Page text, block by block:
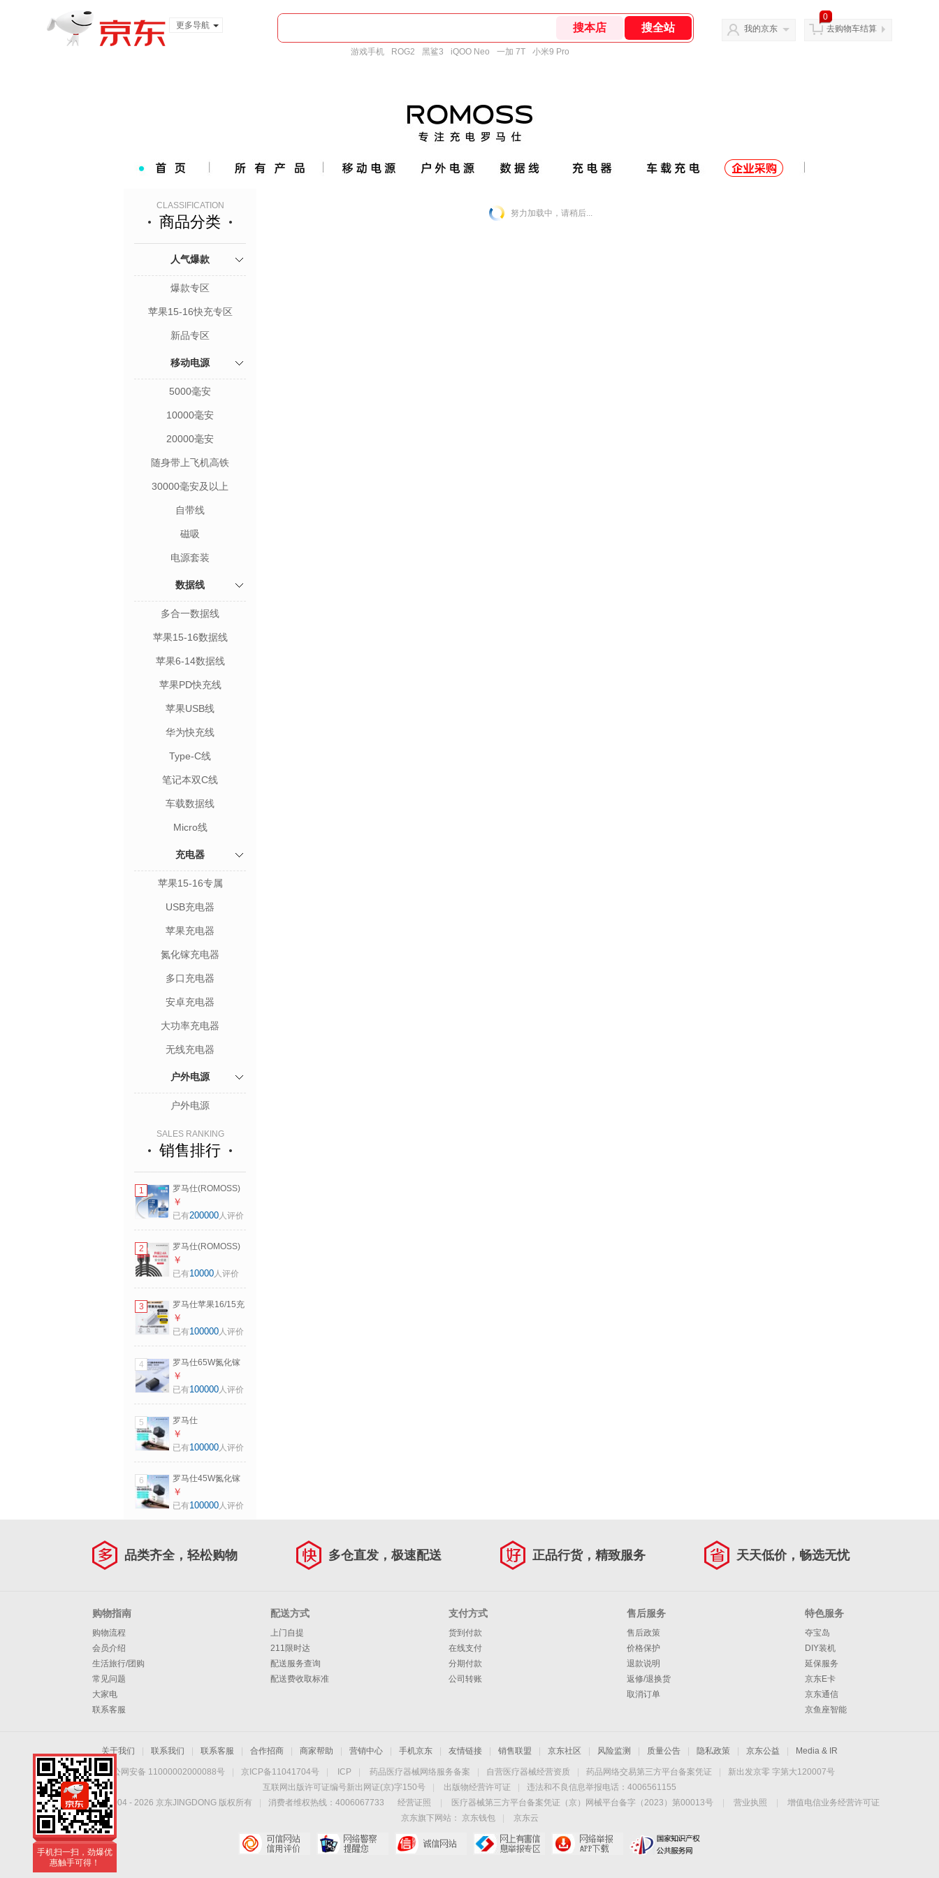
更多导航
游戏手机 ROG2 黑鲨3 iQOO Neo 一加 7T 小米9 Pro
我的京东
0
去购物车结算
CLASSIFICATION
商品分类
人气爆款
爆款专区
苹果15-16快充专区
新品专区
移动电源
5000毫安
10000毫安
20000毫安
随身带上飞机高铁
30000毫安及以上
自带线
磁吸
电源套装
数据线
多合一数据线
苹果15-16数据线
苹果6-14数据线
苹果PD快充线
苹果USB线
华为快充线
Type-C线
笔记本双C线
车载数据线
Micro线
充电器
苹果15-16专属
USB充电器
苹果充电器
氮化镓充电器
多口充电器
安卓充电器
大功率充电器
无线充电器
户外电源
户外电源
SALES RANKING
销售排行
1
罗马仕(ROMOSS)
数据线苹果
iPhone1516ProMax
3A快充编织线48锭
编织
￥
已有200000人评价
2
罗马仕(ROMOSS)
苹果数据线2.4A快
充编织耐用车载应
色0.3米防断抗拉扯
￥
已有10000人评价
3
罗马仕苹果16/15充
电器30W氮化镓
Type-C充电头适用
机快充插头
￥
已有100000人评价
4
罗马仕65W氮化镓
充电器套装多口双
Type-C快充头兼容
笔记本电脑
￥
已有100000人评价
5
罗马仕
（ROMOSS）45W
氮化镓苹果16充电
充电头多口快充兼
容PD30W苹果
15/14三星s24手机
￥
已有100000人评价
6
罗马仕45W氮化镓
苹果16充电器
iPhone16ProMaX
平板笔记本
￥
已有100000人评价
努力加载中，请稍后...
品类齐全，轻松购物 多仓直发，极速配送 正品行货，精致服务 天天低价，畅选无忧
购物指南
购物流程
会员介绍
生活旅行/团购
常见问题
大家电
联系客服
配送方式
上门自提
211限时达
配送服务查询
配送费收取标准
支付方式
货到付款
在线支付
分期付款
公司转账
售后服务
售后政策
价格保护
退款说明
返修/退换货
取消订单
特色服务
夺宝岛
DIY装机
延保服务
京东E卡
京东通信
京鱼座智能
关于我们 联系我们 联系客服 合作招商 商家帮助 营销中心 手机京东 友情链接 销售联盟 京东社区 风险监测 质量公告 隐私政策 京东公益 Media & IR
京公网安备 11000002000088号 京ICP备11041704号 ICP 药品医疗器械网络服务备案 自营医疗器械经营资质 药品网络交易第三方平台备案凭证
新出发京零 字第大120007号
互联网出版许可证编号新出网证(京)字150号
出版物经营许可证
违法和不良信息举报电话：4006561155
Copyright © 2004 - 2026 京东JINGDONG 版权所有 消费者维权热线：4006067733 经营证照 医疗器械第三方平台备案凭证（京）网械平台备字（2023）第00013号 营业执照
增值电信业务经营许可证
京东旗下网站：
京东钱包
京东云
手机扫一扫，劲爆优
惠触手可得！
手机扫一扫，劲爆优
惠触手可得！